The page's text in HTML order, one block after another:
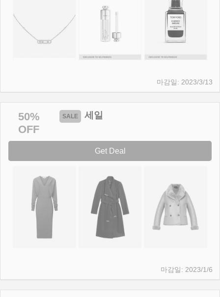
2023/3/13
50%
OFF
세일
Get Deal
2023/1/6